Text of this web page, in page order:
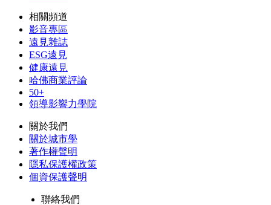
相關頻道
影音專區
遠見雜誌
ESG遠見
健康遠見
哈佛商業評論
50+
領導影響力學院
關於我們
關於城市學
著作權聲明
隱私保護權政策
個資保護聲明
聯絡我們